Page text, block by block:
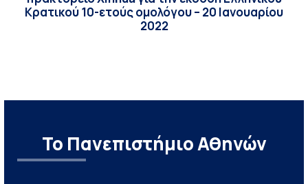
Κρατικού 10-ετούς ομολόγου – 20 Ιανουαρίου
2022
Το Πανεπιστήμιο Αθηνών